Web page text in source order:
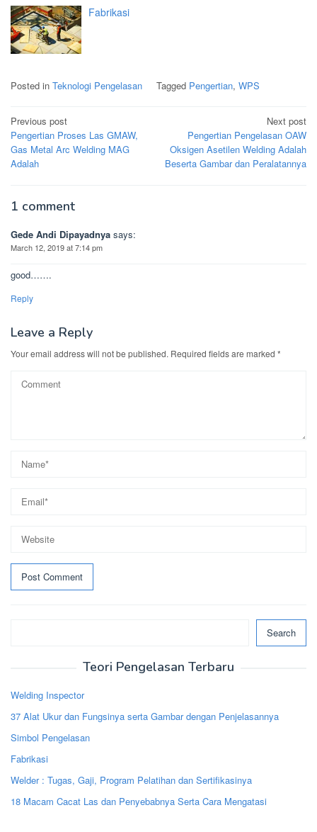
Fabrikasi
Posted in Teknologi Pengelasan Tagged Pengertian, WPS
Post
navigation
Previous post
Pengertian Proses Las GMAW,
Gas Metal Arc Welding MAG
Adalah
Next post
Pengertian Pengelasan OAW
Oksigen Asetilen Welding Adalah
Beserta Gambar dan Peralatannya
1 comment
Gede Andi Dipayadnya says:
March 12, 2019 at 7:14 pm
good…….
Reply
Leave a Reply
Your email address will not be published. Required fields are marked *
Search
Teori Pengelasan Terbaru
Welding Inspector
37 Alat Ukur dan Fungsinya serta Gambar dengan Penjelasannya
Simbol Pengelasan
Fabrikasi
Welder : Tugas, Gaji, Program Pelatihan dan Sertifikasinya
18 Macam Cacat Las dan Penyebabnya Serta Cara Mengatasi